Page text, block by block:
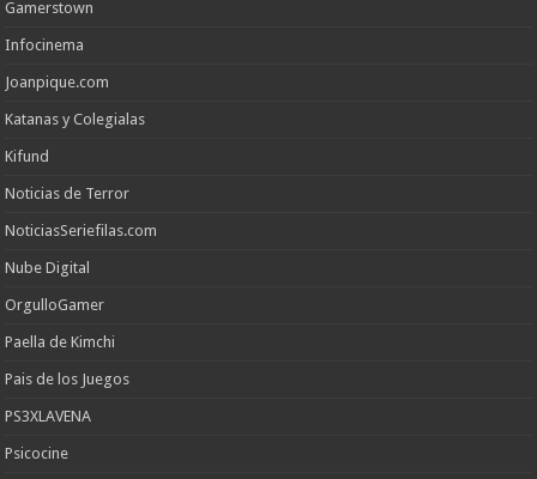
Gamerstown
Infocinema
Joanpique.com
Katanas y Colegialas
Kifund
Noticias de Terror
NoticiasSeriefilas.com
Nube Digital
OrgulloGamer
Paella de Kimchi
Pais de los Juegos
PS3XLAVENA
Psicocine